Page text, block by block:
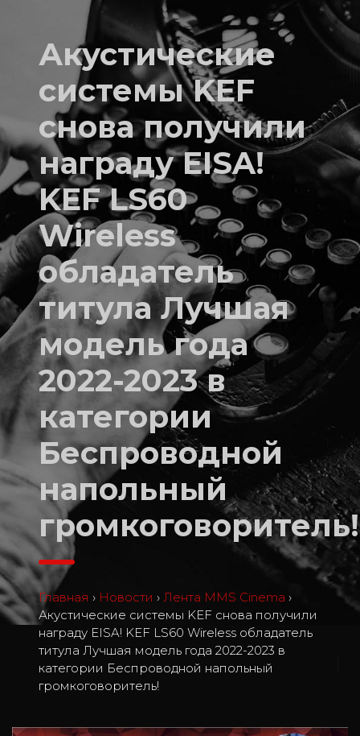
Акустические
системы KEF
снова получили
награду EISA!
KEF LS60
Wireless
обладатель
титула Лучшая
модель года
2022-2023 в
категории
Беспроводной
напольный
громкоговоритель!
Главная › Новости › Лента MMS Cinema ›
Акустические системы KEF снова получили
награду EISA! KEF LS60 Wireless обладатель
титула Лучшая модель года 2022-2023 в
категории Беспроводной напольный
громкоговоритель!